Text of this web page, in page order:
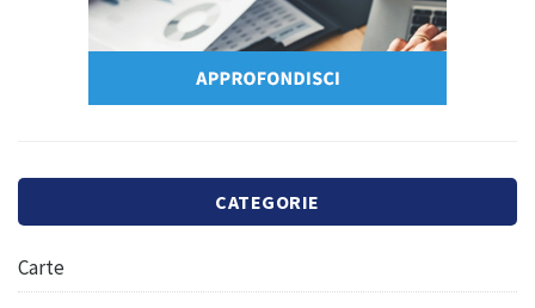
CATEGORIE
Carte